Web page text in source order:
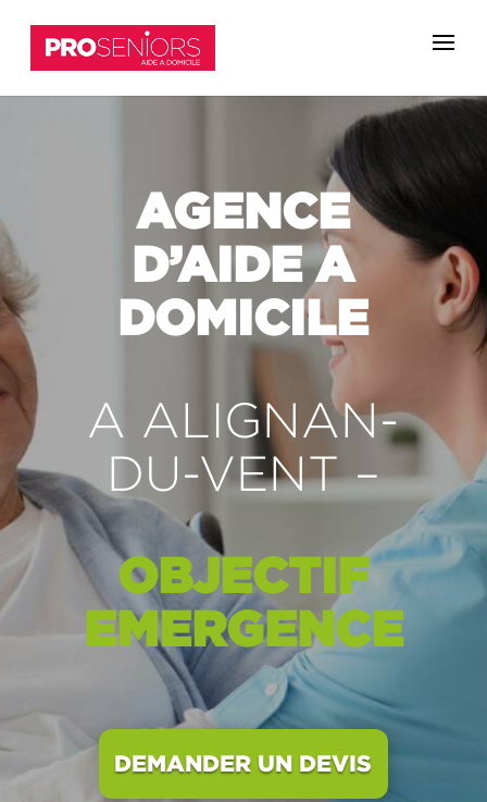
AGENCE
D’AIDE A
DOMICILE
A ALIGNAN-
DU-VENT –
OBJECTIF
EMERGENCE
DEMANDER UN DEVIS